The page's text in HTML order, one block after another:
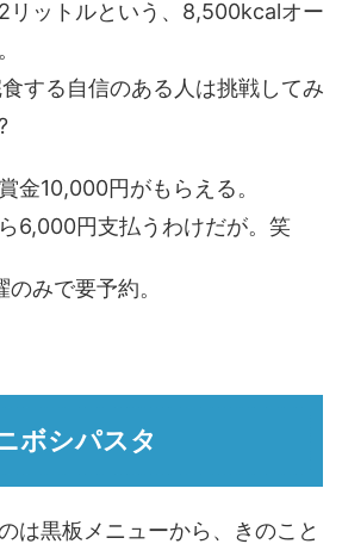
リットルという、8,500kcalオー
する自信のある人は挑戦してみ
金10,000円がもらえる。
6,000円支払うわけだが。笑
みで要予約。
ボシパスタ
は黒板メニューから、きのこと